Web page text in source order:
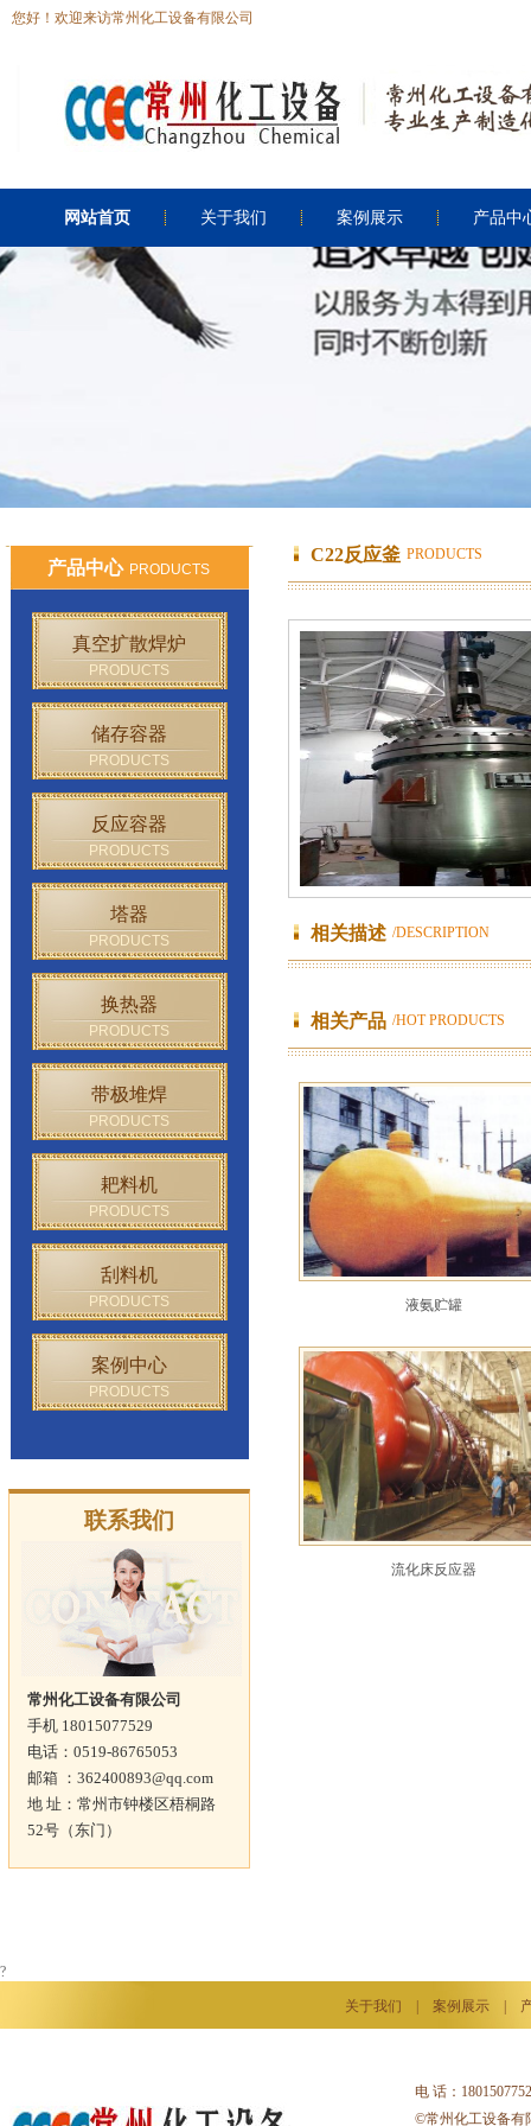
您好！欢迎来访常州化工设备有限公司
网站首页 关于我们 案例展示 产品中
产品中心 PRODUCTS
真空扩散焊炉
PRODUCTS
储存容器
PRODUCTS
反应容器
PRODUCTS
塔器
PRODUCTS
换热器
PRODUCTS
带极堆焊
PRODUCTS
耙料机
PRODUCTS
刮料机
PRODUCTS
案例中心
PRODUCTS
联系我们
常州化工设备有限公司
手机 18015077529
电话：0519-86765053
邮箱 ：362400893@qq.com
地 址：常州市钟楼区梧桐路
52号（东门）
C22反应釜 PRODUCTS
相关描述 /DESCRIPTION
相关产品 /HOT PRODUCTS
液氨贮罐
流化床反应器
?
关于我们 案例展示
电 话：
©常州化工设备有